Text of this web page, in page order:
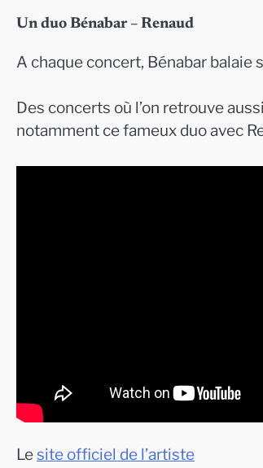
Un duo Bénabar – Renaud
A chaque concert, Bénabar
Des concerts où l’on retrouve
notamment ce fameux duo avec
Lesite officiel de l’artiste